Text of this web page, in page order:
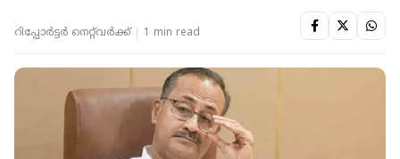
റിപ്പോർട്ടർ നെറ്റ്‌വര്‍ക്ക്‌ 1 min read